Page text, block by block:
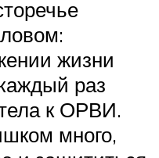
жизни
раз
к ОРВИ.
много,